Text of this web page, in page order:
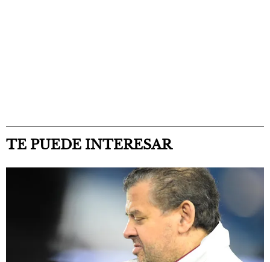
TE PUEDE INTERESAR